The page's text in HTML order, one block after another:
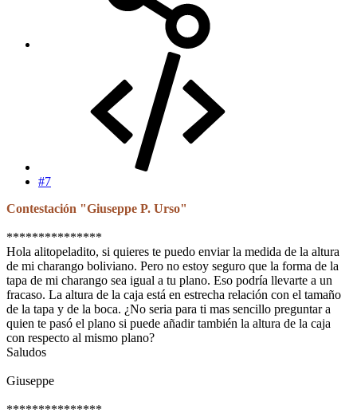
#7
Contestación "Giuseppe P. Urso"
***************
Hola alitopeladito, si quieres te puedo enviar la medida de la altura
de mi charango boliviano. Pero no estoy seguro que la forma de la
tapa de mi charango sea igual a tu plano. Eso podría llevarte a un
fracaso. La altura de la caja está en estrecha relación con el tamaño
de la tapa y de la boca. ¿No seria para ti mas sencillo preguntar a
quien te pasó el plano si puede añadir también la altura de la caja
con respecto al mismo plano?
Saludos
Giuseppe
***************